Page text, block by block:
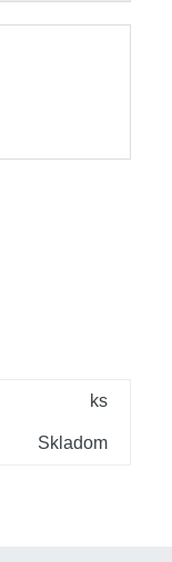
ks
Skladom